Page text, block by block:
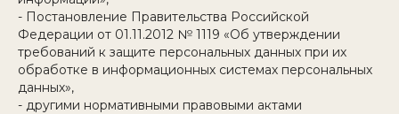
- Постановление Правительства Российской
Федерации от 01.11.2012 № 1119 «Об утверждении
требований к защите персональных данных при их
обработке в информационных системах персональных
данных»,
- другими нормативными правовыми актами